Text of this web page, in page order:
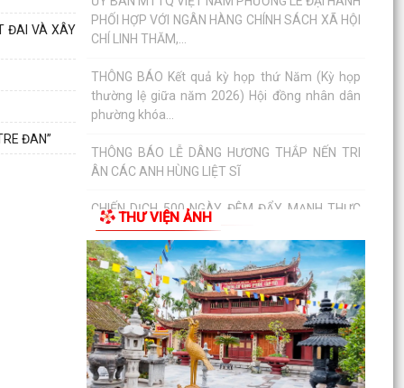
ĐAI VÀ XÂY
ĐAN”
THÔNG BÁO Kết quả kỳ họp thứ Năm (Kỳ họp
phường khóa...
THÔNG BÁO LỄ DÂNG HƯƠNG THẮP NẾN TRI
CHIẾN DỊCH 500 NGÀY ĐÊM ĐẨY MẠNH THỰC
HÀI CỐT LIỆT SĨ
NGHỊ QUYẾT Quy định nội dung chi, mức chi
kinh phí bảo đảm cho công tác xây dựng văn
bản quy...
10 Nghị quyết trụ cột trong kỷ nguyên vươn
mình của dân tộc
Chỉ thị số 07-CT/TW đẩy mạnh học tập, thực
THƯ VIỆN ẢNH